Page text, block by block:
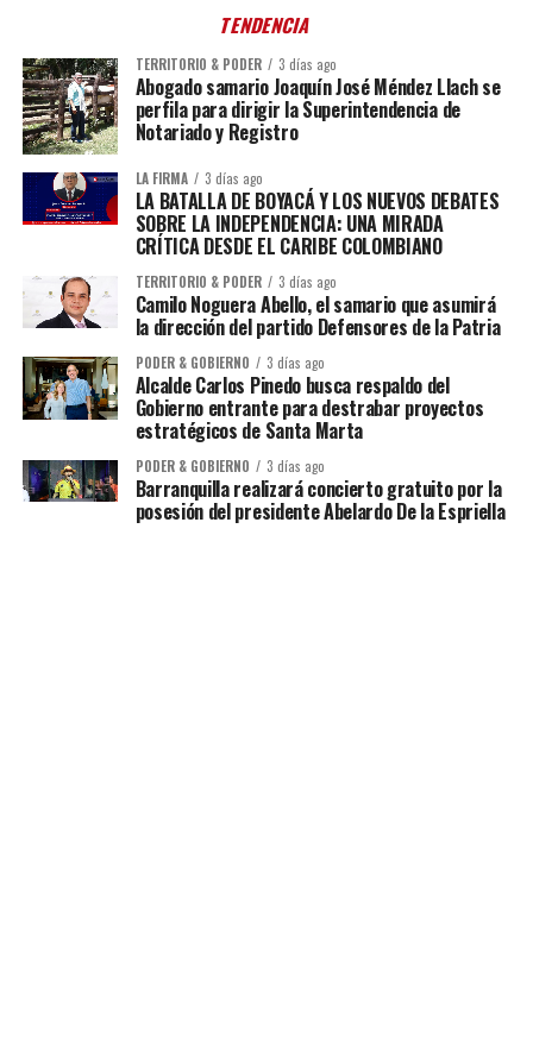
TENDENCIA
TERRITORIO & PODER 3 días ago
Abogado samario Joaquín José Méndez Llach se
perfila para dirigir la Superintendencia de
Notariado y Registro
LA FIRMA 3 días ago
LA BATALLA DE BOYACÁ Y LOS NUEVOS DEBATES
SOBRE LA INDEPENDENCIA: UNA MIRADA
CRÍTICA DESDE EL CARIBE COLOMBIANO
TERRITORIO & PODER 3 días ago
Camilo Noguera Abello, el samario que asumirá
la dirección del partido Defensores de la Patria
PODER & GOBIERNO 3 días ago
Alcalde Carlos Pinedo busca respaldo del
Gobierno entrante para destrabar proyectos
estratégicos de Santa Marta
PODER & GOBIERNO 3 días ago
Barranquilla realizará concierto gratuito por la
posesión del presidente Abelardo De la Espriella